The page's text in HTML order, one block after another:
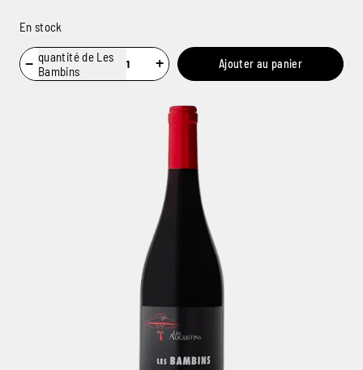
En stock
− quantité de Les
Bambins
+ Ajouter au panier